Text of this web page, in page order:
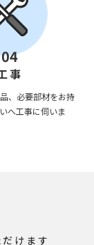
04
事
、必要部材をお持
へ工事に伺いま
けます